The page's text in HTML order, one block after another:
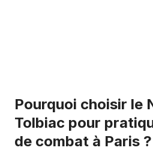
Pourquoi choisir le
Tolbiac pour
de combat à Paris ?